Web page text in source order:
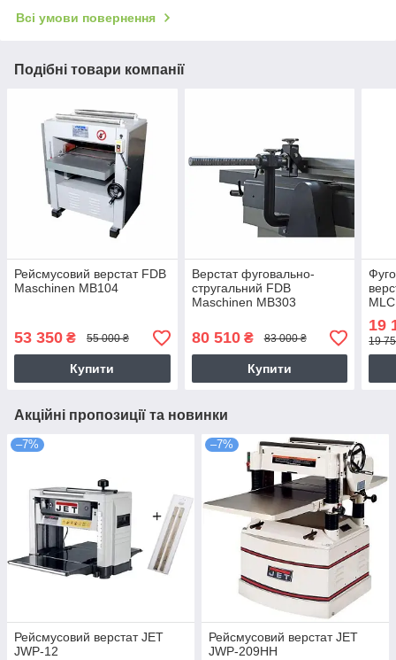
Всі умови повернення
Подібні товари компанії
Рейсмусовий верстат FDB
Maschinen MB104
53 350 ₴ 55 000 ₴
Купити
Верстат фуговально-
стругальний FDB
Maschinen MB303
80 510₴ 83 000 ₴
Купити
19
19
Акційні пропозиції та новинки
–7%
Рейсмусовий верстат JET
JWP-12
–7%
Рейсмусовий верстат JET
JWP-209HH